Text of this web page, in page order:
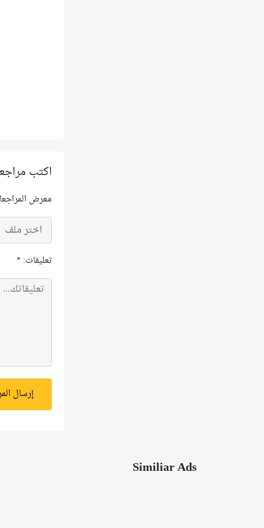
اكتب
معرض
اختر ملف
تعليقات:*
إرسال
Similiar Ads